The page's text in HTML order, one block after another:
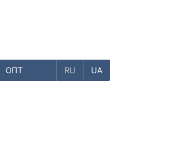
ОПТ RU UA